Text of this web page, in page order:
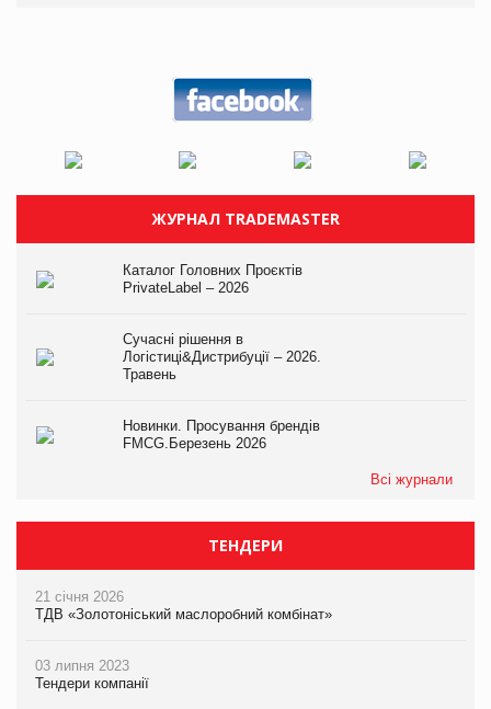
ЖУРНАЛ TRADEMASTER
Каталог Головних Проєктів
PrivateLabel – 2026
Сучасні рішення в
Логістиці&Дистрибуції – 2026.
Травень
Новинки. Просування брендів
FMCG.Березень 2026
Всі журнали
ТЕНДЕРИ
21 січня 2026
ТДВ «Золотоніський маслоробний комбінат»
03 липня 2023
Тендери компанії